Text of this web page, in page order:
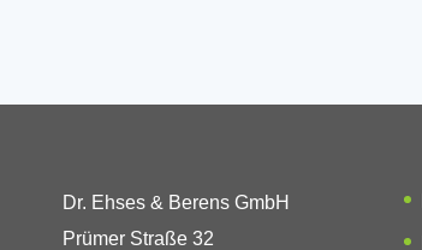
Dr. Ehses & Berens GmbH
Prümer Straße 32